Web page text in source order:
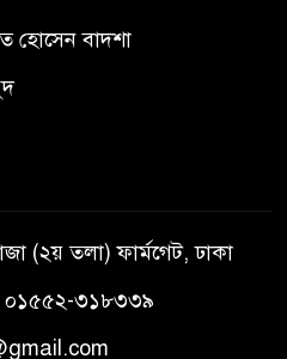
হোসেন বাদশা
(২য় তলা) ফার্মগেট, ঢাকা
০১৫৫২-৩১৮৩৩৯